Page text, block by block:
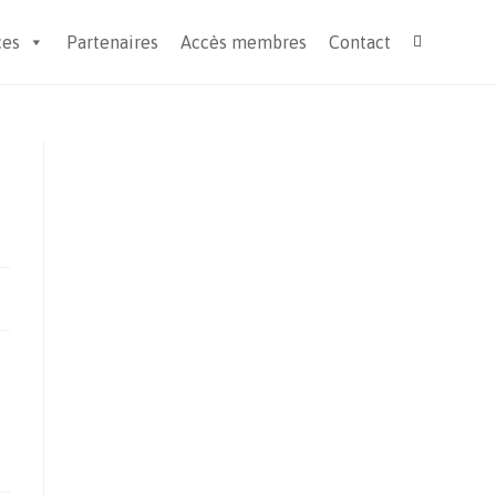
Partenaires Accès membres Contact